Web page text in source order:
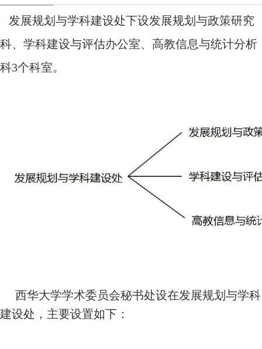
发展规划与学科建设处下设发展规划与政策研究
科、学科建设与评估办公室、高教信息与统计分析
科3个科室。
西华大学学术委员会秘书处设在发展规划与学科
建设处，主要设置如下：